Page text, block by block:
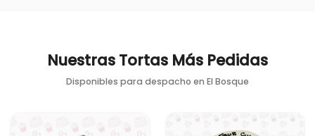
Nuestras Tortas Más Pedidas
Disponibles para despacho en El Bosque